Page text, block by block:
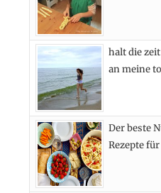
halt die
an meine
Der beste
Rezepte